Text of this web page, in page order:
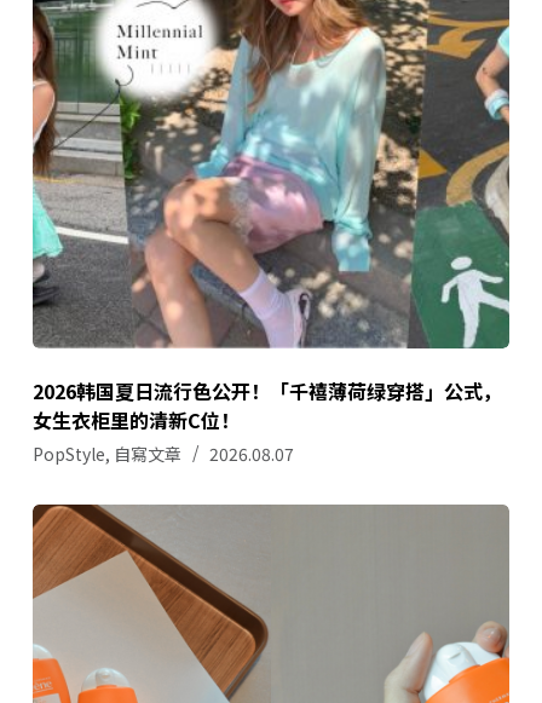
2026韩国夏日流行色公开！「千禧薄荷绿穿搭」公式，
女生衣柜里的清新C位！
PopStyle, 自寫文章 2026.08.07